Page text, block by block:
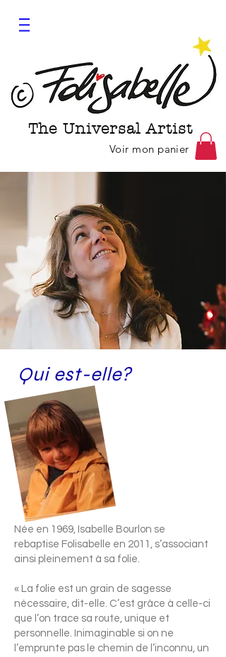
The Universal Artist
Voir mon panier
Qui est-elle?
Née en 1969, Isabelle Bourlon se
rebaptise Folisabelle en 2011, s’associant
ainsi pleinement à sa folie.
« La folie est un grain de sagesse
nécessaire, dit-elle. C’est grâce à celle-ci
que l’on trace sa route, unique et
personnelle. Inimaginable si on ne
l’emprunte pas le chemin de l’inconnu, un